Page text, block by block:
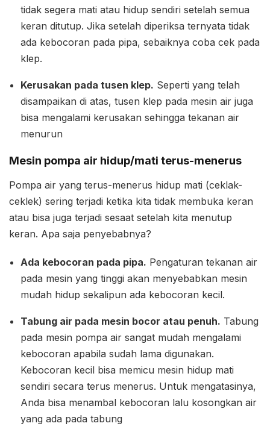
tidak segera mati atau hidup sendiri setelah semua
keran ditutup. Jika setelah diperiksa ternyata tidak
ada kebocoran pada pipa, sebaiknya coba cek pada
klep.
Kerusakan pada tusen klep. Seperti yang telah
disampaikan di atas, tusen klep pada mesin air juga
bisa mengalami kerusakan sehingga tekanan air
menurun
Mesin pompa air hidup/mati terus-menerus
Pompa air yang terus-menerus hidup mati (ceklak-
ceklek) sering terjadi ketika kita tidak membuka keran
atau bisa juga terjadi sesaat setelah kita menutup
keran. Apa saja penyebabnya?
Ada kebocoran pada pipa. Pengaturan tekanan air
pada mesin yang tinggi akan menyebabkan mesin
mudah hidup sekalipun ada kebocoran kecil.
Tabung air pada mesin bocor atau penuh. Tabung
pada mesin pompa air sangat mudah mengalami
kebocoran apabila sudah lama digunakan.
Kebocoran kecil bisa memicu mesin hidup mati
sendiri secara terus menerus. Untuk mengatasinya,
Anda bisa menambal kebocoran lalu kosongkan air
yang ada pada tabung